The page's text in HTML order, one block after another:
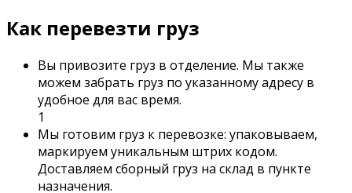
Как перевезти груз
Вы привозите груз в отделение. Мы также
можем забрать груз по указанному адресу в
удобное для вас время.
1
Мы готовим груз к перевозке: упаковываем,
маркируем уникальным штрих кодом.
Доставляем сборный груз на склад в пункте
назначения.